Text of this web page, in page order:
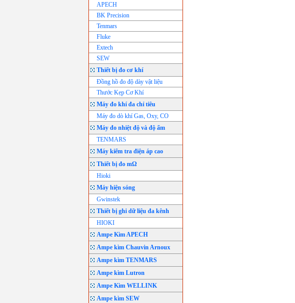
APECH
BK Precision
Tenmars
Fluke
Extech
SEW
Thiết bị đo cơ khí
Đồng hồ đo độ dày vật liệu
Thước Kẹp Cơ Khí
Máy đo khí đa chỉ tiêu
Máy đo dò khí Gas, Oxy, CO
Máy đo nhiệt độ và độ ẩm
TENMARS
Máy kiểm tra điện áp cao
Thiết bị đo mΩ
Hioki
Máy hiện sóng
Gwinstek
Thiết bị ghi dữ liệu đa kênh
HIOKI
Ampe Kìm APECH
Ampe kìm Chauvin Arnoux
Ampe kìm TENMARS
Ampe kìm Lutron
Ampe Kìm WELLINK
Ampe kìm SEW